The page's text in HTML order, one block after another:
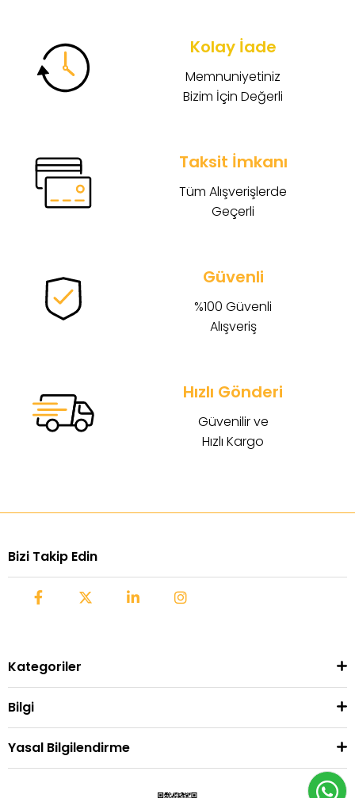
Kolay İade
Memnuniyetiniz
Bizim İçin Değerli
Taksit İmkanı
Tüm Alışverişlerde
Geçerli
Güvenli
%100 Güvenli
Alışveriş
Hızlı Gönderi
Güvenilir ve
Hızlı Kargo
Bizi Takip Edin
Kategoriler
Bilgi
Yasal Bilgilendirme